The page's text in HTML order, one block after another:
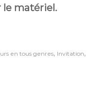
le matériel.
en tous genres, Invitation,